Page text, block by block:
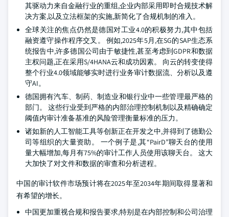
其驱动力来自金融行业的重组,企业内部采用即时合规技术解
决方案,以及立法框架的实施,新简化了合规机制的准入。
全球关注的焦点仍然是德国对工业4.0的积极努力,其中包括
融资遵守操作程序交叉。 例如,2025年5月,在SG的SAP生态系
统报告中,许多德国公司由于敏捷性,甚至考虑到GDPR和数据
主权问题,正在采用S/4HANA云和成功因素。 向云的转变使得
整个行业4.0领域能够实时进行业务审计数据流、分析以及遵
守AI。
德国拥有汽车、制药、制造业和银行业中一些管理最严格的
部门。 这些行业受到严格的内部治理控制机制以及精确确定
阈值内审计准备基准的风险管理衡量标准的压力。
诸如新的人工智能工具等创新正在开发之中,并得到了德勤公
司等组织的大量资助。 一个例子是,其“PairD”聊天台的使用
量大幅增加,每月有75%的审计工作人员使用该聊天台。 这大
大加快了对文件和数据的审查和分析进程。
中国的审计软件市场预计将在2025年至2034年期间取得显著和
有希望的增长。
中国更加重视合规和报告要求,特别是在内部控制和公司治理